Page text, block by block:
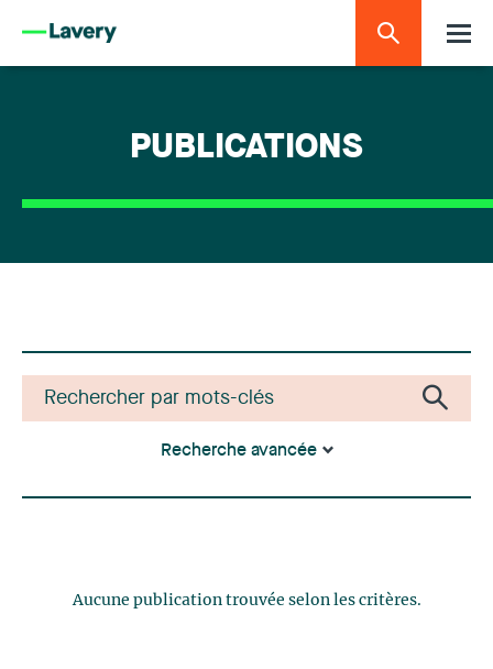
PUBLICATIONS
Recherche avancée
Aucune publication trouvée selon les critères.